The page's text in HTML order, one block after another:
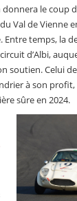
le coup
Val de Vienne
temps, la
d’Albi,
soutien. Celui
à son profit,
sûre en 2024.